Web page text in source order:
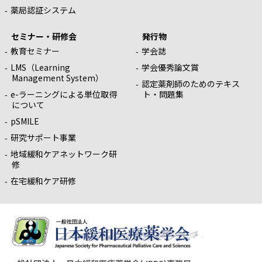
薬局認証システム
セミナー・研修会
教育セミナー
LMS（Learning
Management System）
e-ラーニングによる単位取得
について
pSMILE
研究サポート事業
地域緩和ケアネットワーク研
修
在宅緩和ケア研修
発行物
学会誌
学会優秀論文賞
認定薬剤師のためのテキス
ト・問題集